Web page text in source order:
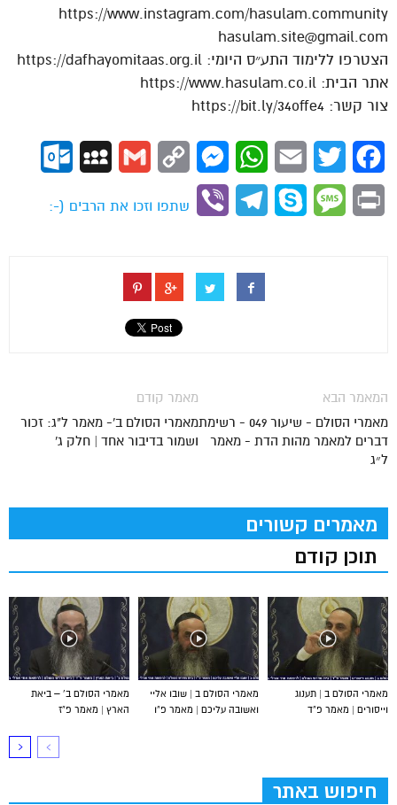
https://www.instagram.com/hasulam.community
hasulam.site@gmail.com
הצטרפו ללימוד התע״ס היומי: https://dafhayomitaas.org.il
אתר הבית: https://www.hasulam.co.il
צור קשר: https://bit.ly/34offe4
Facebook
Twitter
Email
WhatsApp
Messenger
Copy
Gmail
MySpace
Print
Message
Skype
Telegram
Viber
שתפו וזכו את הרבים (-:
מאמר קודם
מאמרי הסולם ב'- מאמר ל"ג: זכור
ושמור בדיבור אחד | חלק ג'
המאמר הבא
מאמרי הסולם - שיעור 049 - רשימת
דברים למאמר מהות הדת - מאמר
ל״ג
מאמרים קשורים
תוכן קודם
מאמרי הסולם ב’ – ביאת
הארץ | מאמר פ”ז
מאמרי הסולם ב | שובו אליי
ואשובה עליכם | מאמר פ”ו
מאמרי הסולם ב | תענוג
וייסורים | מאמר פ”ד
חיפוש באתר